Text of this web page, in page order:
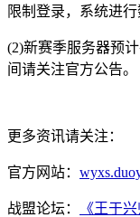
限制登录，系统进行
(2)新赛季服务器预
间请关注官方公告。
更多资讯请关注：
官方网站：
战盟论坛： 《王于